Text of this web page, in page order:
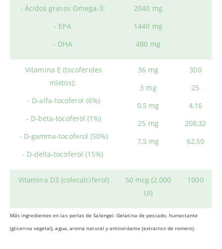
- Ácidos grasos Omega-3:
- EPA
- DHA
2040 mg
1440 mg
480 mg
Vitamina E (tocoferoles
mixtos):
- D-alfa-tocoferol (6%)
- D-beta-tocoferol (1%)
- D-gamma-tocoferol (50%)
- D-delta-tocoferol (15%)
36 mg
3 mg
0,5 mg
25 mg
7,5 mg
300
25
4,16
208,32
62,50
Vitamina D3 (colecalciferol)
50 mcg (2.000
UI)
1000
Más ingredientes en las perlas de Salengei: Gelatina de pescado, humectante
(glicerina vegetal), agua, aroma natural y antioxidante (extractos de romero).